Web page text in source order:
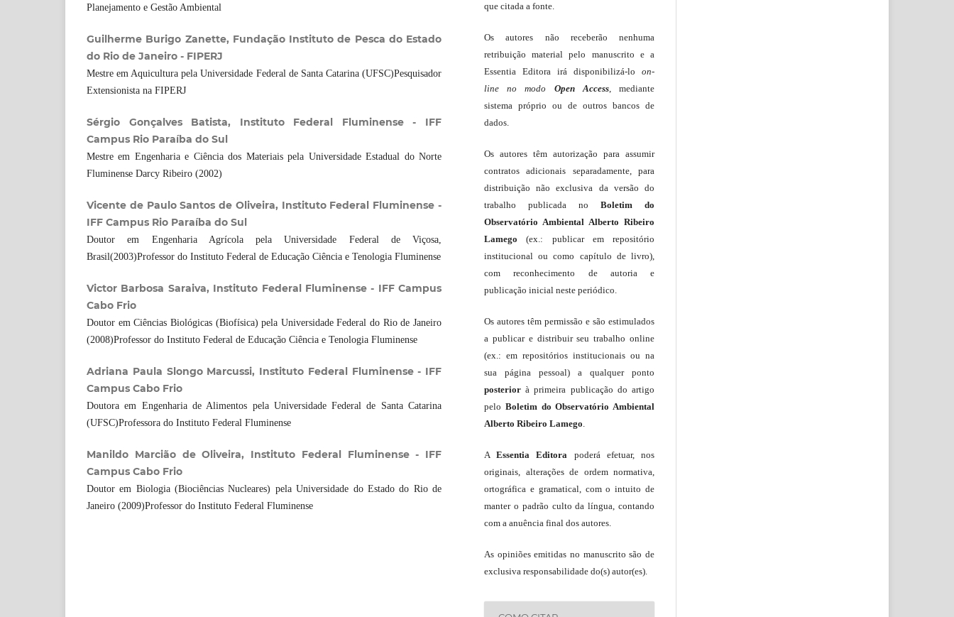
Planejamento e Gestão Ambiental
Guilherme Burigo Zanette, Fundação Instituto de Pesca do Estado
do Rio de Janeiro - FIPERJ
Mestre em Aquicultura pela Universidade Federal de Santa Catarina (UFSC)Pesquisador
Extensionista na FIPERJ
Sérgio Gonçalves Batista, Instituto Federal Fluminense - IFF
Campus Rio Paraíba do Sul
Mestre em Engenharia e Ciência dos Materiais pela Universidade Estadual do Norte
Fluminense Darcy Ribeiro (2002)
Vicente de Paulo Santos de Oliveira, Instituto Federal Fluminense -
IFF Campus Rio Paraíba do Sul
Doutor em Engenharia Agrícola pela Universidade Federal de Viçosa,
Brasil(2003)Professor do Instituto Federal de Educação Ciência e Tenologia Fluminense
Victor Barbosa Saraiva, Instituto Federal Fluminense - IFF Campus
Cabo Frio
Doutor em Ciências Biológicas (Biofísica) pela Universidade Federal do Rio de Janeiro
(2008)Professor do Instituto Federal de Educação Ciência e Tenologia Fluminense
Adriana Paula Slongo Marcussi, Instituto Federal Fluminense - IFF
Campus Cabo Frio
Doutora em Engenharia de Alimentos pela Universidade Federal de Santa Catarina
(UFSC)Professora do Instituto Federal Fluminense
Manildo Marcião de Oliveira, Instituto Federal Fluminense - IFF
Campus Cabo Frio
Doutor em Biologia (Biociências Nucleares) pela Universidade do Estado do Rio de
Janeiro (2009)Professor do Instituto Federal Fluminense
que citada a fonte.
Os autores não receberão nenhuma
retribuição material pelo manuscrito e a
Essentia Editora irá disponibilizá-lo on-
line
no modo Open Access, mediante
sistema próprio ou de outros bancos de
dados.
Os autores têm autorização para assumir
contratos adicionais separadamente, para
distribuição não exclusiva da versão do
trabalho publicada no Boletim do
Observatório Ambiental Alberto Ribeiro
Lamego (ex.: publicar em repositório
institucional ou como capítulo de livro),
com reconhecimento de autoria e
publicação inicial neste periódico.
Os autores têm permissão e são estimulados
a publicar e distribuir seu trabalho online
(ex.: em repositórios institucionais ou na
sua página pessoal) a qualquer ponto
posterior à primeira publicação do artigo
pelo Boletim do Observatório Ambiental
Alberto Ribeiro Lamego.
AEssentia Editora poderá efetuar, nos
originais, alterações de ordem normativa,
ortográfica e gramatical, com o intuito de
manter o padrão culto da língua, contando
com a anuência final dos autores.
As opiniões emitidas no manuscrito são de
exclusiva responsabilidade do(s) autor(es).